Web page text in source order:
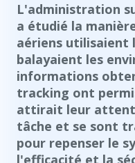
L'administration
a étudié la
aériens utilisaient
balayaient les
informations
tracking ont
attirait leur
tâche et se sont
pour repenser le
l'efficacité et la